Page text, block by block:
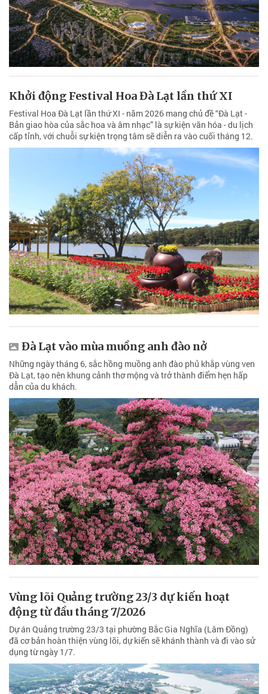
Khởi động Festival Hoa Đà Lạt lần thứ XI
Festival Hoa Đà Lạt lần thứ XI - năm 2026 mang chủ đề “Đà Lạt -
Bản giao hòa của sắc hoa và âm nhạc” là sự kiện văn hóa - du lịch
cấp tỉnh, với chuỗi sự kiện trọng tâm sẽ diễn ra vào cuối tháng 12.
Đà Lạt vào mùa muồng anh đào nở
Những ngày tháng 6, sắc hồng muồng anh đào phủ khắp vùng ven
Đà Lạt, tạo nên khung cảnh thơ mộng và trở thành điểm hẹn hấp
dẫn của du khách.
Vùng lõi Quảng trường 23/3 dự kiến hoạt
động từ đầu tháng 7/2026
Dự án Quảng trường 23/3 tại phường Bắc Gia Nghĩa (Lâm Đồng)
đã cơ bản hoàn thiện vùng lõi, dự kiến sẽ khánh thành và đi vào sử
dụng từ ngày 1/7.